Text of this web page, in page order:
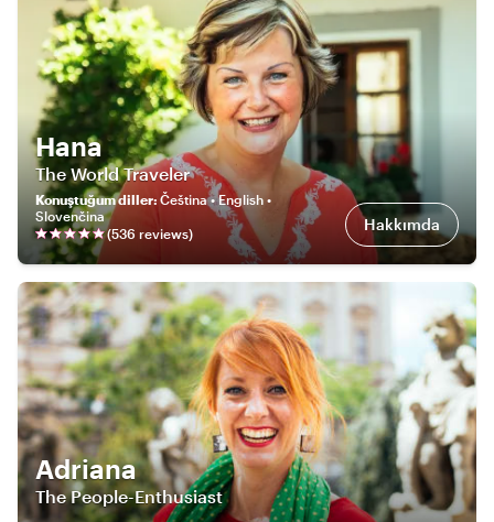
Hana
The World Traveler
Konuştuğum diller: Čeština • English •
Slovenčina
(536 reviews) Hakkımda
Adriana
The People-Enthusiast